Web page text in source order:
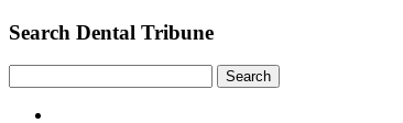
Search Dental Tribune